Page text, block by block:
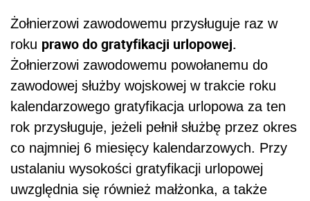
Żołnierzowi zawodowemu przysługuje raz w
roku prawo do gratyfikacji urlopowej.
Żołnierzowi zawodowemu powołanemu do
zawodowej służby wojskowej w trakcie roku
kalendarzowego gratyfikacja urlopowa za ten
rok przysługuje, jeżeli pełnił służbę przez okres
co najmniej 6 miesięcy kalendarzowych. Przy
ustalaniu wysokości gratyfikacji urlopowej
uwzględnia się również małżonka, a także